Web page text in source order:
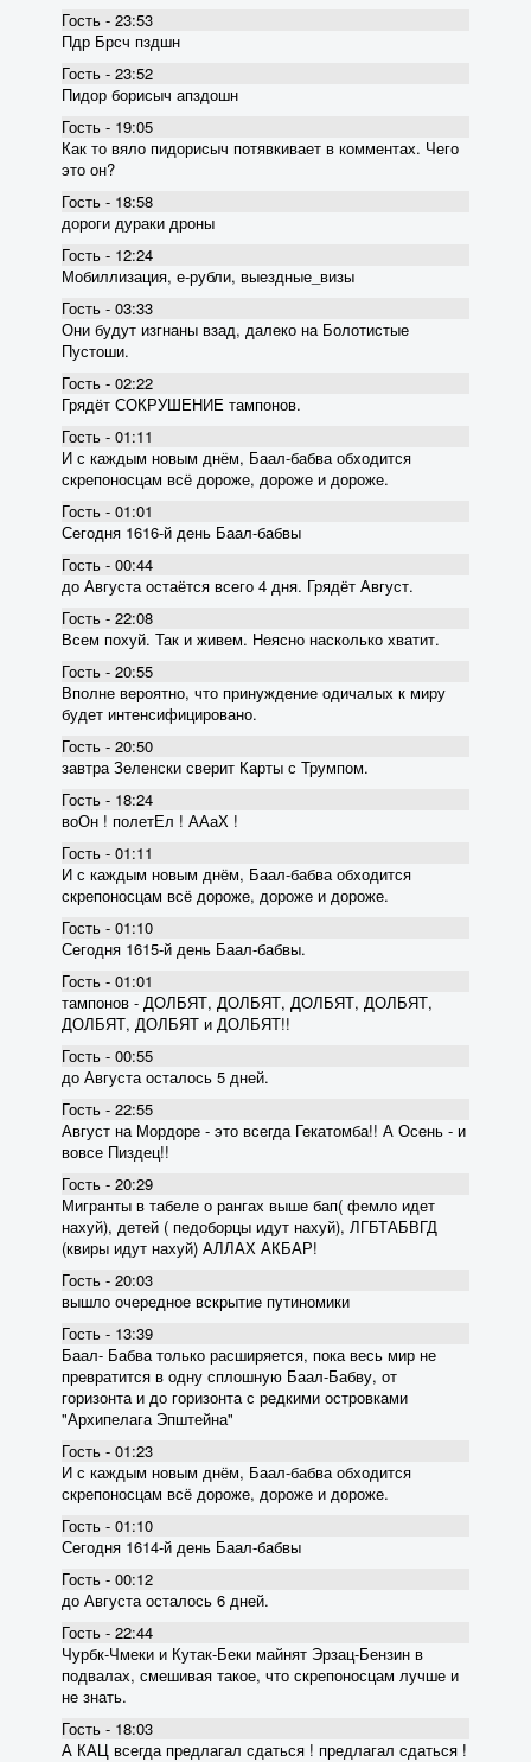
Гость - 23:53
Пдр Брсч пздшн
Гость - 23:52
Пидор борисыч апздошн
Гость - 19:05
Как то вяло пидорисыч потявкивает в комментах. Чего
это он?
Гость - 18:58
дороги дураки дроны
Гость - 12:24
Мобиллизация, е-рубли, выездные_визы
Гость - 03:33
Они будут изгнаны взад, далеко на Болотистые
Пустоши.
Гость - 02:22
Грядёт СОКРУШЕНИЕ тампонов.
Гость - 01:11
И с каждым новым днём, Баал-бабва обходится
скрепоносцам всё дороже, дороже и дороже.
Гость - 01:01
Сегодня 1616-й день Баал-бабвы
Гость - 00:44
до Августа остаётся всего 4 дня. Грядёт Август.
Гость - 22:08
Всем похуй. Так и живем. Неясно насколько хватит.
Гость - 20:55
Вполне вероятно, что принуждение одичалых к миру
будет интенсифицировано.
Гость - 20:50
завтра Зеленски сверит Карты с Трумпом.
Гость - 18:24
воОн ! полетЕл ! ААаХ !
Гость - 01:11
И с каждым новым днём, Баал-бабва обходится
скрепоносцам всё дороже, дороже и дороже.
Гость - 01:10
Сегодня 1615-й день Баал-бабвы.
Гость - 01:01
тампонов - ДОЛБЯТ, ДОЛБЯТ, ДОЛБЯТ, ДОЛБЯТ,
ДОЛБЯТ, ДОЛБЯТ и ДОЛБЯТ!!
Гость - 00:55
до Августа осталось 5 дней.
Гость - 22:55
Август на Мордоре - это всегда Гекатомба!! А Осень - и
вовсе Пиздец!!
Гость - 20:29
Мигранты в табеле о рангах выше бап( фемло идет
нахуй), детей ( педоборцы идут нахуй), ЛГБТАБВГД
(квиры идут нахуй) АЛЛАХ АКБАР!
Гость - 20:03
вышло очередное вскрытие пyтиномики
Гость - 13:39
Баал- Бабва только расширяется, пока весь мир не
превратится в одну сплошную Баал-Бабву, от
горизонта и до горизонта с редкими островками
"Архипелага Эпштейна"
Гость - 01:23
И с каждым новым днём, Баал-бабва обходится
скрепоносцам всё дороже, дороже и дороже.
Гость - 01:10
Сегодня 1614-й день Баал-бабвы
Гость - 00:12
до Августа осталось 6 дней.
Гость - 22:44
Чурбк-Чмеки и Кутак-Беки майнят Эрзац-Бензин в
подвалах, смешивая такое, что скрепоносцам лучше и
не знать.
Гость - 18:03
А КАЦ всегда предлагал сдаться ! предлагал сдаться !